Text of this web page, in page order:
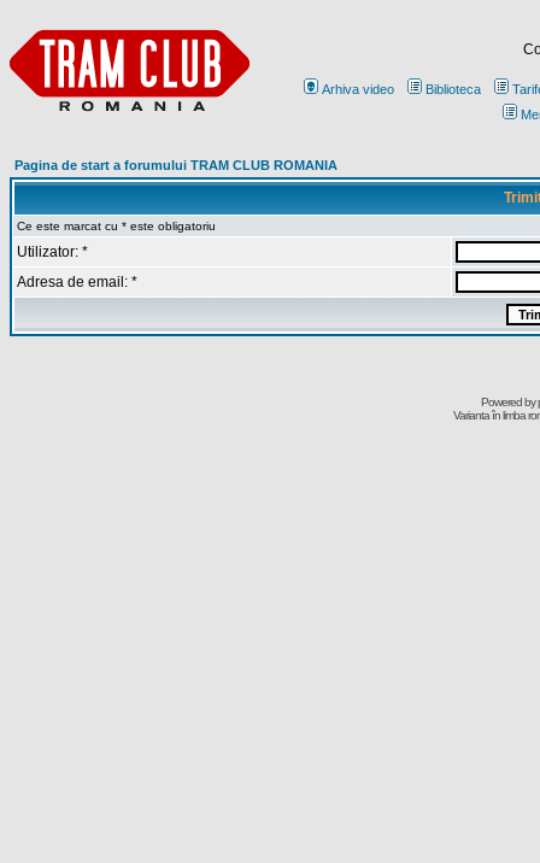
Arhiva video Biblioteca
Pagina de start a forumului TRAM CLUB ROMANIA
Ce este marcat cu * este obligatoriu
Utilizator: *
Adresa de email: *
Powered by
Varianta în limba